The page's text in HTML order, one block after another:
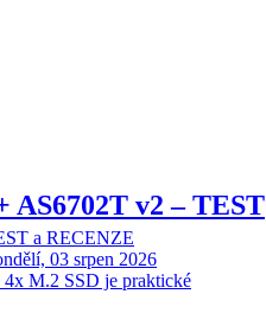
AS6702T v2 – TEST
a RECENZE
03 srpen 2026
M.2 SSD je praktické